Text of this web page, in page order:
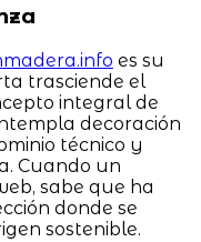
es su
trasciende el
integral de
decoración
técnico y
Cuando un
sabe que ha
donde se
sostenible.